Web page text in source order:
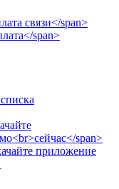
связи</span>
span>
span>
приложение